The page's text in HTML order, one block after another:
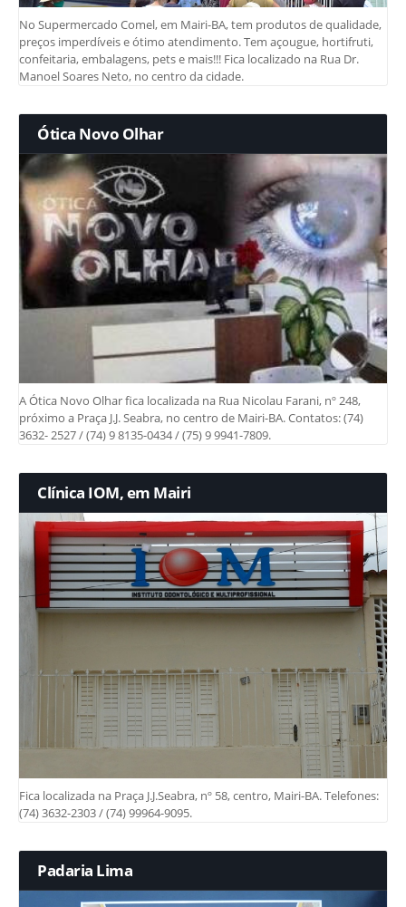
No Supermercado Comel, em Mairi-BA, tem produtos de qualidade,
preços imperdíveis e ótimo atendimento. Tem açougue, hortifruti,
confeitaria, embalagens, pets e mais!!! Fica localizado na Rua Dr.
Manoel Soares Neto, no centro da cidade.
Ótica Novo Olhar
A Ótica Novo Olhar fica localizada na Rua Nicolau Farani, nº 248,
próximo a Praça J.J. Seabra, no centro de Mairi-BA. Contatos: (74)
3632- 2527 / (74) 9 8135-0434 / (75) 9 9941-7809.
Clínica IOM, em Mairi
Fica localizada na Praça J.J.Seabra, nº 58, centro, Mairi-BA. Telefones:
(74) 3632-2303 / (74) 99964-9095.
Padaria Lima